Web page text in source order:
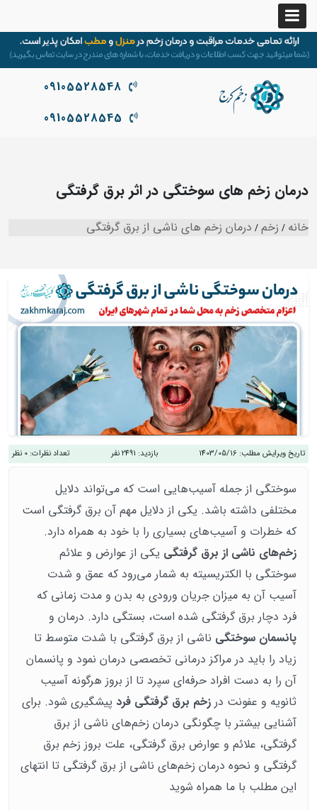
09105528548
09105528545
درمان زخم های سوختگی در اثر برق گرفتگی
خانه زخم درمان زخم های ناشی از برق گرفتگی
تاریخ ویرایش مطلب: 1403/05/16 بازدید: 2491 نفر تعداد نظرات: 0 نظر
سوختگی از جمله آسیب‌هایی است که می‌تواند دلایل
مختلفی داشته باشد. یکی از دلایل مهم آن برق گرفتگی است
که خطرات و آسیب‌های بسیاری را با خود به همراه دارد.
زخم‌های ناشی از برق گرفتگی یکی از عوارض و علائم
سوختگی با الکتریسیته به شمار می‌رود که عمق و شدت
آسیب آن به میزان جریان ورودی به بدن و مدت زمانی که
فرد دچار برق گرفتگی شده است، بستگی دارد. درمان و
پانسمان سوختگی ناشی از برق گرفتگی با شدت متوسط تا
زیاد را باید در مراکز درمانی تخصصی درمان نمود و پانسمان
آن را به دست افراد حرفه‌ای سپرد تا از بروز هرگونه آسیب
ثانویه و عفونت در زخم برق گرفتگی فرد پیشگیری شود. برای
آشنایی بیشتر با چگونگی درمان زخم‌های ناشی از برق
گرفتگی، علائم و عوارض برق گرفتگی، علت بروز زخم برق
گرفتگی و نحوه درمان زخم‌های ناشی از برق گرفتگی تا انتهای
این مطلب با ما همراه شوید